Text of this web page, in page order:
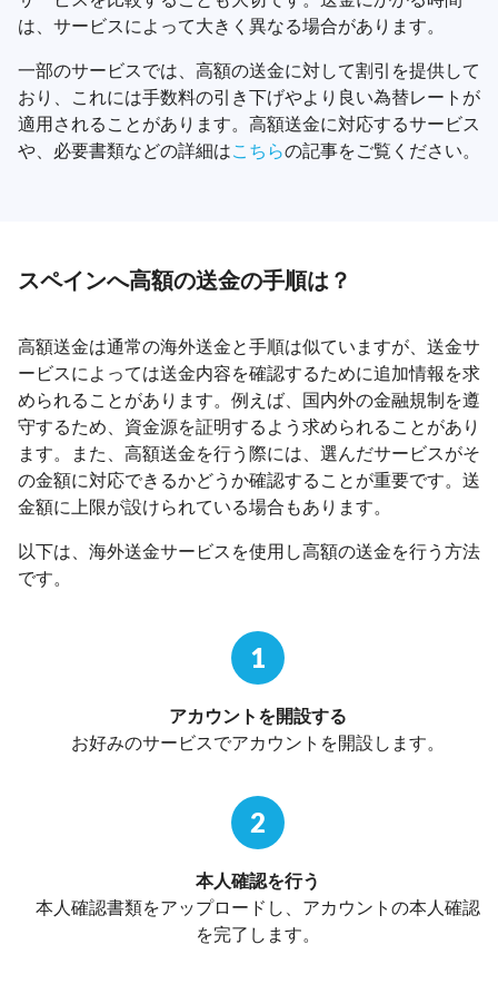
は、サービスによって大きく異なる場合があります。
一部のサービスでは、高額の送金に対して割引を提供して
おり、これには手数料の引き下げやより良い為替レートが
適用されることがあります。高額送金に対応するサービス
や、必要書類などの詳細はこちらの記事をご覧ください。
スペインへ高額の送金の手順は？
高額送金は通常の海外送金と手順は似ていますが、送金サ
ービスによっては送金内容を確認するために追加情報を求
められることがあります。例えば、国内外の金融規制を遵
守するため、資金源を証明するよう求められることがあり
ます。また、高額送金を行う際には、選んだサービスがそ
の金額に対応できるかどうか確認することが重要です。送
金額に上限が設けられている場合もあります。
以下は、海外送金サービスを使用し高額の送金を行う方法
です。
1
アカウントを開設する
お好みのサービスでアカウントを開設します。
2
本人確認を行う
本人確認書類をアップロードし、アカウントの本人確認
を完了します。